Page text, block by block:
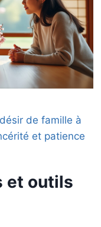
de famille à
et patience
et outils